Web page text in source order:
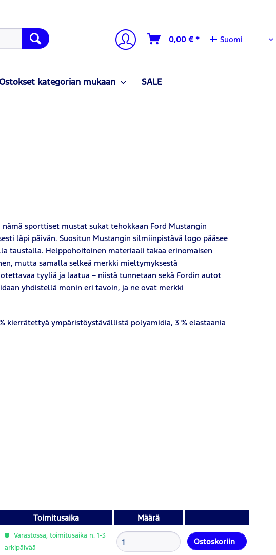
0,00 € * Suomi
Suomi
kategorian mukaan SALE
sporttiset mustat sukat tehokkaan Ford Mustangin
läpi päivän. Suositun Mustangin silmiinpistävä logo pääsee
taustalla. Helppohoitoinen materiaali takaa erinomaisen
mutta samalla selkeä merkki mieltymyksestä
tyyliä ja laatua – niistä tunnetaan sekä Fordin autot
yhdistellä monin eri tavoin, ja ne ovat merkki
kierrätettyä ympäristöystävällistä polyamidia, 3 % elastaania
Toimitusaika Määrä
Varastossa, toimitusaika n. 1-3
arkipäivää
Ostoskoriin